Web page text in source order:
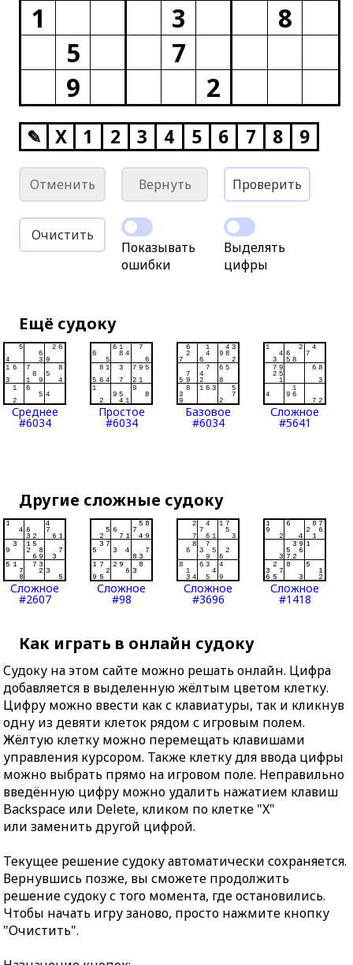
1
3
8
5
7
9
2
✎ X 1 2 3 4 5 6 7 8 9
Отменить Вернуть Проверить
Очистить
Показывать
ошибки
Выделять
цифры
Ещё судоку
Среднее
#6034
Простое
#6034
Базовое
#6034
Сложное
#5641
Другие сложные судоку
Сложное
#2607
Сложное
#98
Сложное
#3696
Сложное
#1418
Как играть в онлайн судоку
Судоку на этом сайте можно решать онлайн. Цифра
добавляется в выделенную жёлтым цветом клетку.
Цифру можно ввести как с клавиатуры, так и кликнув
одну из девяти клеток рядом с игровым полем.
Жёлтую клетку можно перемещать клавишами
управления курсором. Также клетку для ввода цифры
можно выбрать прямо на игровом поле. Неправильно
введённую цифру можно удалить нажатием клавиш
Backspace или Delete, кликом по клетке "X"
или заменить другой цифрой.
Текущее решение судоку автоматически сохраняется.
Вернувшись позже, вы сможете продолжить
решение судоку с того момента, где остановились.
Чтобы начать игру заново, просто нажмите кнопку
"Очистить".